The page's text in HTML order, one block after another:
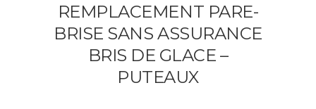
REMPLACEMENT PARE-
BRISE SANS ASSURANCE
BRIS DE GLACE –
PUTEAUX